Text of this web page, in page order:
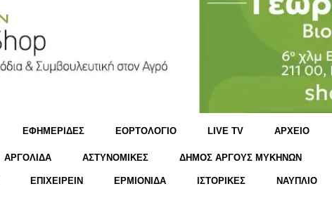
ΕΦΗΜΕΡΙΔΕΣ ΕΟΡΤΟΛΟΓΙΟ LIVE TV ΑΡΧΕΙΟ
ΑΡΓΟΛΙΔΑ ΑΣΤΥΝΟΜΙΚΕΣ ΔΗΜΟΣ ΑΡΓΟΥΣ ΜΥΚΗΝΩΝ
ΕΠΙΧΕΙΡΕΙΝ ΕΡΜΙΟΝΙΔΑ ΙΣΤΟΡΙΚΕΣ ΝΑΥΠΛΙΟ